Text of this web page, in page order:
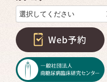
選択してください